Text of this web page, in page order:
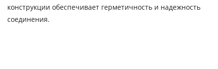
конструкции обеспечивает герметичность и надежность
соединения.